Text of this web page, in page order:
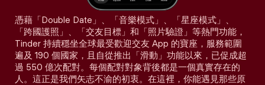
憑藉「Double Date」、「音樂模式」、「星座模式」、
「跨國護照」、「交友目標」和「照片驗證」等熱門功能，
Tinder 持續穩坐全球最受歡迎交友 App 的寶座，服務範圍
遍及 190 個國家，且自從推出「滑動」功能以來，已促成超
過 550 億次配對。每個配對對象背後都是一個真實存在的
人。這正是我們矢志不渝的初衷。在這裡，你能遇見那些原